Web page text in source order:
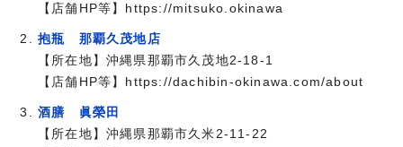
【店舗HP等】https://mitsuko.okinawa
抱瓶 那覇久茂地店
【所在地】沖縄県那覇市久茂地2-18-1
【店舗HP等】https://dachibin-okinawa.com/about
酒膳 眞榮田
【所在地】沖縄県那覇市久米2-11-22